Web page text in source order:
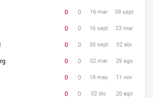
0 0 16 mar 09 sept
0 0 16 sept 23 mar
0 0 30 sept 02 abr
0 0 02 mar 29 ago
0 0 18 may 11 nov
0 0 02 dic 20 ago